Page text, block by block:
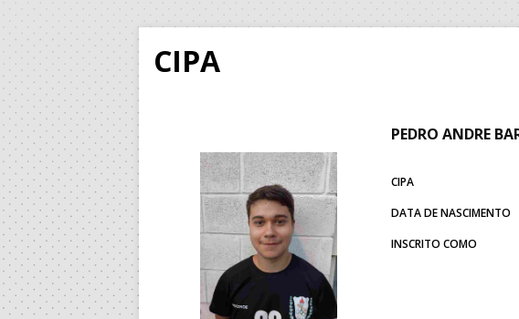
CIPA
PEDRO ANDRE
CIPA
DATA DE NASCIMENTO
INSCRITO COMO